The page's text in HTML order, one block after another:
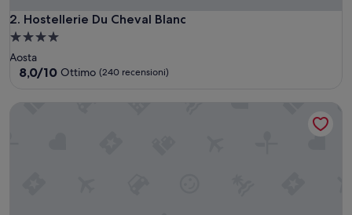
2. Hostellerie Du Cheval Blanc
Hostellerie Du Cheval Blanc
Struttura
a
4.0
Aosta
8.0
8,0/10 Ottimo (240 recensioni)